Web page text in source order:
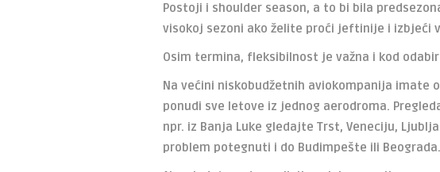
Postoji i shoulder season, a to bi bila
visokoj sezoni ako želite proći jeftinije i izbjeći
Osim termina, fleksibilnost je važna i kod
Na većini niskobudžetnih aviokompanija imate
ponudi sve letove iz jednog aerodroma.
npr. iz Banja Luke gledajte Trst, Veneciju,
problem potegnuti i do Budimpešte ili Beograda.